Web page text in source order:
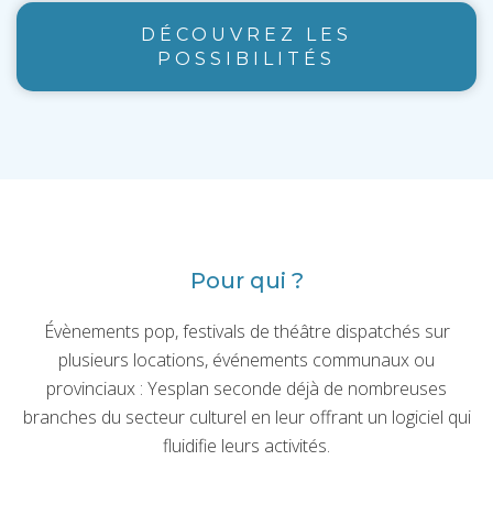
DÉCOUVREZ LES
POSSIBILITÉS
Pour qui ?
Évènements pop, festivals de théâtre dispatchés sur
plusieurs locations, événements communaux ou
provinciaux : Yesplan seconde déjà de nombreuses
branches du secteur culturel en leur offrant un logiciel qui
fluidifie leurs activités.